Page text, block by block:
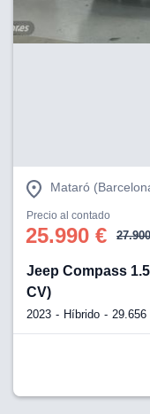
Mataró
Precio al contado
25.990 €
Jeep Compass
CV)
2023 Híbrido 29.656